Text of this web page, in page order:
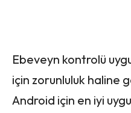
Ebeveyn kontrolü
için zorunluluk haline
Android için en iyi